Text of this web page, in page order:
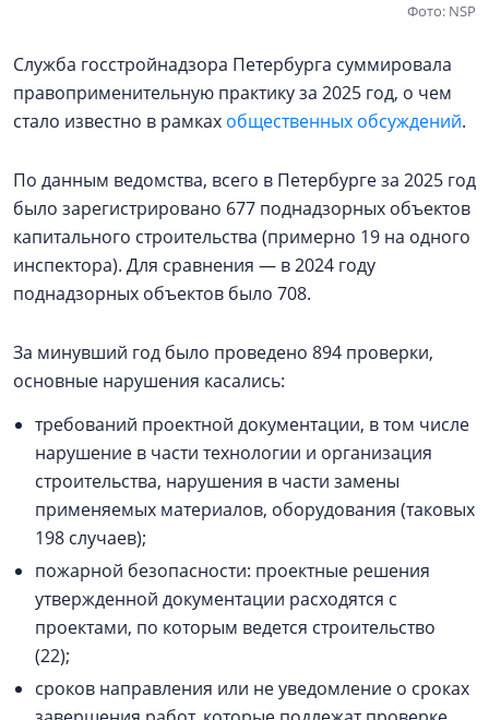
Фото: NSP
Служба госстройнадзора Петербурга суммировала
правоприменительную практику за 2025 год, о чем
стало известно в рамках общественных обсуждений.
По данным ведомства, всего в Петербурге за 2025 год
было зарегистрировано 677 поднадзорных объектов
капитального строительства (примерно 19 на одного
инспектора). Для сравнения — в 2024 году
поднадзорных объектов было 708.
За минувший год было проведено 894 проверки,
основные нарушения касались:
требований проектной документации, в том числе
нарушение в части технологии и организация
строительства, нарушения в части замены
применяемых материалов, оборудования (таковых
198 случаев);
пожарной безопасности: проектные решения
утвержденной документации расходятся с
проектами, по которым ведется строительство
(22);
сроков направления или не уведомление о сроках